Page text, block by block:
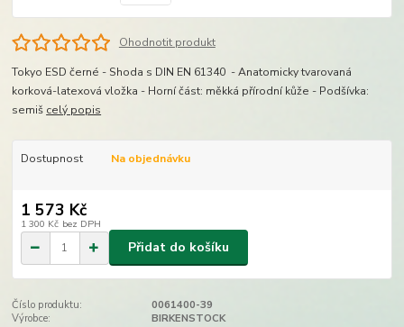
Ohodnotit produkt
Tokyo ESD černé - Shoda s DIN EN 61340 - Anatomicky tvarovaná
korková-latexová vložka - Horní část: měkká přírodní kůže - Podšívka:
semiš celý popis
Dostupnost Na objednávku
1 573 Kč
1 300 Kč bez DPH
Přidat do košíku
Číslo produktu:
0061400-39
Výrobce:
BIRKENSTOCK